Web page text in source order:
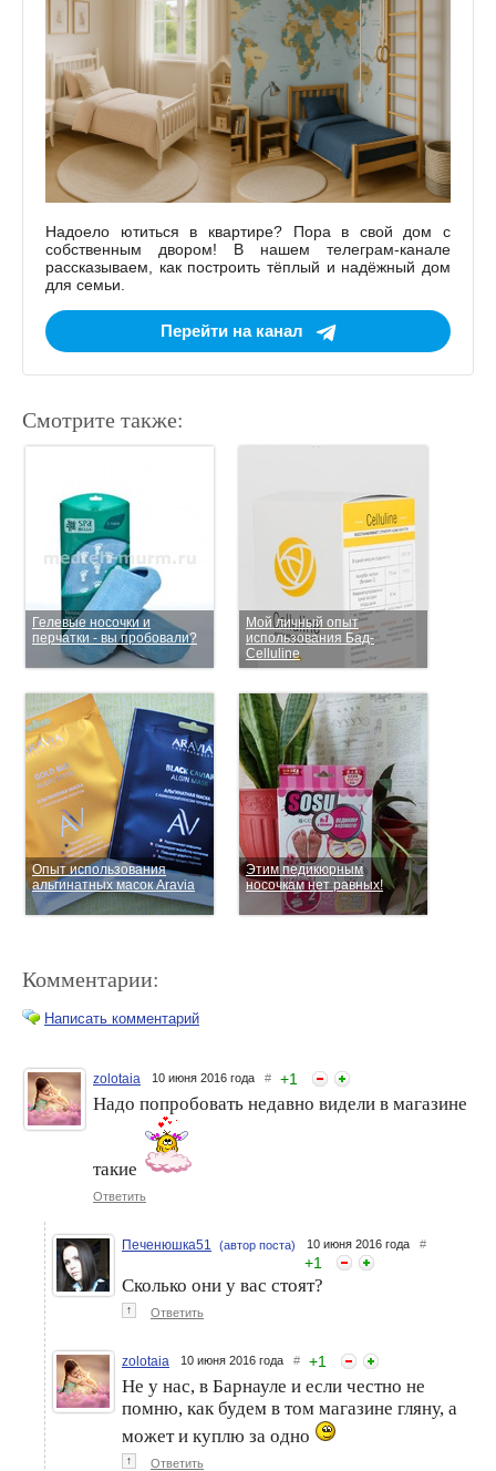
Надоело ютиться в квартире? Пора в свой дом с
собственным двором! В нашем телеграм-канале
рассказываем, как построить тёплый и надёжный дом
для семьи.
Перейти на канал
Смотрите также:
Гелевые носочки и
перчатки - вы пробовали?
Мой личный опыт
использования Бад-
Celluline
Опыт использования
альгинатных масок Aravia
Этим педикюрным
носочкам нет равных!
Кручу, верчу – похудеть
хочу или мой опыт
использования массажного
Восстановление ногтей
Может ли менструальная
чаша заменить
гигиенические прокладки?
Мой опыт использования
MeLuna
Мой опыт использования
Комментарии:
Написать комментарий
zolotaia 10 июня 2016 года # +1
Надо попробовать недавно видели в магазине
такие
Ответить
Печенюшка51 (автор поста) 10 июня 2016 года #
+1
Сколько они у вас стоят?
↑ Ответить
zolotaia 10 июня 2016 года # +1
Не у нас, в Барнауле и если честно не
помню, как будем в том магазине гляну, а
может и куплю за одно
↑ Ответить